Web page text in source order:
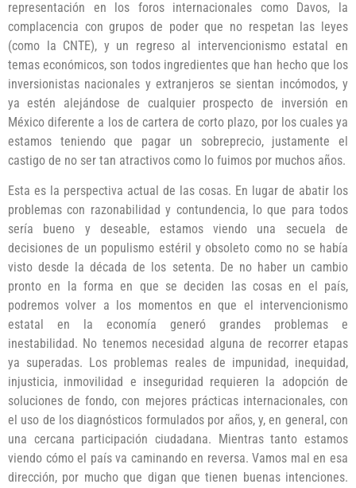
representación en los foros internacionales como Davos, la
complacencia con grupos de poder que no respetan las leyes
(como la CNTE), y un regreso al intervencionismo estatal en
temas económicos, son todos ingredientes que han hecho que los
inversionistas nacionales y extranjeros se sientan incómodos, y
ya estén alejándose de cualquier prospecto de inversión en
México diferente a los de cartera de corto plazo, por los cuales ya
estamos teniendo que pagar un sobreprecio, justamente el
castigo de no ser tan atractivos como lo fuimos por muchos años.
Esta es la perspectiva actual de las cosas. En lugar de abatir los
problemas con razonabilidad y contundencia, lo que para todos
sería bueno y deseable, estamos viendo una secuela de
decisiones de un populismo estéril y obsoleto como no se había
visto desde la década de los setenta. De no haber un cambio
pronto en la forma en que se deciden las cosas en el país,
podremos volver a los momentos en que el intervencionismo
estatal en la economía generó grandes problemas e
inestabilidad. No tenemos necesidad alguna de recorrer etapas
ya superadas. Los problemas reales de impunidad, inequidad,
injusticia, inmovilidad e inseguridad requieren la adopción de
soluciones de fondo, con mejores prácticas internacionales, con
el uso de los diagnósticos formulados por años, y, en general, con
una cercana participación ciudadana. Mientras tanto estamos
viendo cómo el país va caminando en reversa. Vamos mal en esa
dirección, por mucho que digan que tienen buenas intenciones.